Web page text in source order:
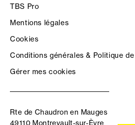
TBS Pro
Mentions légales
Cookies
Conditions générales & Politique
Gérer mes cookies
Rte de Chaudron en Mauges
49110 Montrevault-sur-Èvre